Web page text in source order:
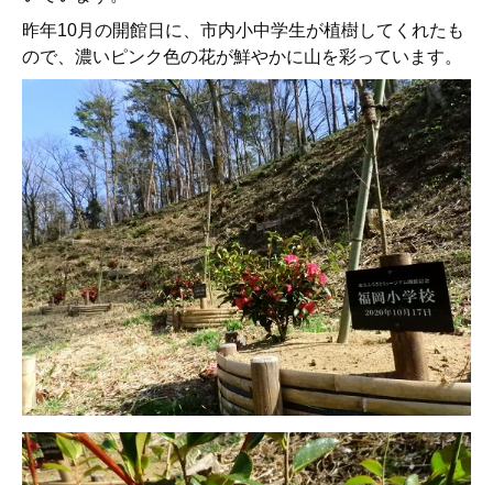
昨年10月の開館日に、市内小中学生が植樹してくれたも
ので、濃いピンク色の花が鮮やかに山を彩っています。